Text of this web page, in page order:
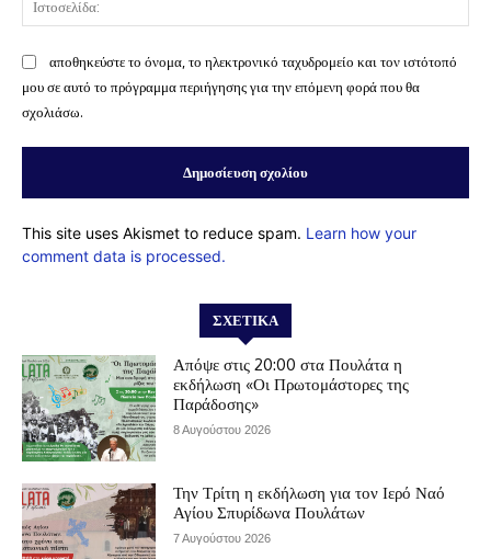
αποθηκεύστε το όνομα, το ηλεκτρονικό ταχυδρομείο και τον ιστότοπό
μου σε αυτό το πρόγραμμα περιήγησης για την επόμενη φορά που θα
σχολιάσω.
This site uses Akismet to reduce spam. Learn how your
comment data is processed.
ΣΧΕΤΙΚΆ
Απόψε στις 20:00 στα Πουλάτα η
εκδήλωση «Οι Πρωτομάστορες της
Παράδοσης»
8 Αυγούστου 2026
Την Τρίτη η εκδήλωση για τον Ιερό Ναό
Αγίου Σπυρίδωνα Πουλάτων
7 Αυγούστου 2026